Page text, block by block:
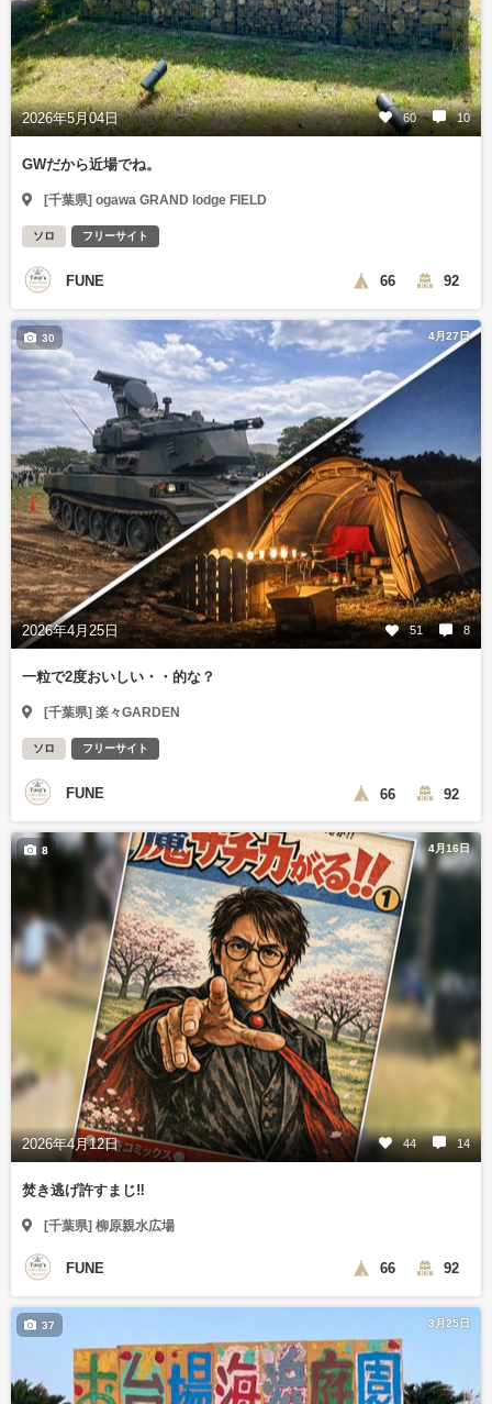
2026年5月04日 60 10
GWだから近場でね。
[千葉県] ogawa GRAND lodge FIELD
ソロ フリーサイト
FUNE 66 92
4月27日
2026年4月25日 51 8
30
一粒で2度おいしい・・的な？
[千葉県] 楽々GARDEN
ソロ フリーサイト
FUNE 66 92
4月16日
2026年4月12日 44 14
8
焚き逃げ許すまじ‼︎
[千葉県] 柳原親水広場
FUNE 66 92
3月25日
37